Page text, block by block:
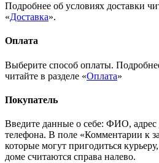
Подробнее об условиях доставки
«Доставка».
Оплата
Выберите способ оплаты.
читайте в разделе «Оплата»
Покупатель
Введите данные о себе: ФИО, адрес
телефона. В поле «Комментарии к
которые могут пригодиться
доме считаются справа налево.